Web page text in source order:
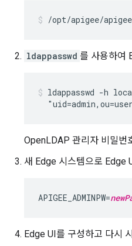
/opt/apigee/
ldappasswd 를 사용하여
ldappasswd -h
OpenLDAP 관리자 비밀번
새 Edge 시스템으로 Edge
APIGEE_ADMINPW=
Edge UI를 구성하고 다시